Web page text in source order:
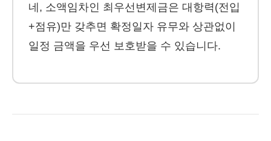
네, 소액임차인 최우선변제금은 대항력(전입
+점유)만 갖추면 확정일자 유무와 상관없이
일정 금액을 우선 보호받을 수 있습니다.